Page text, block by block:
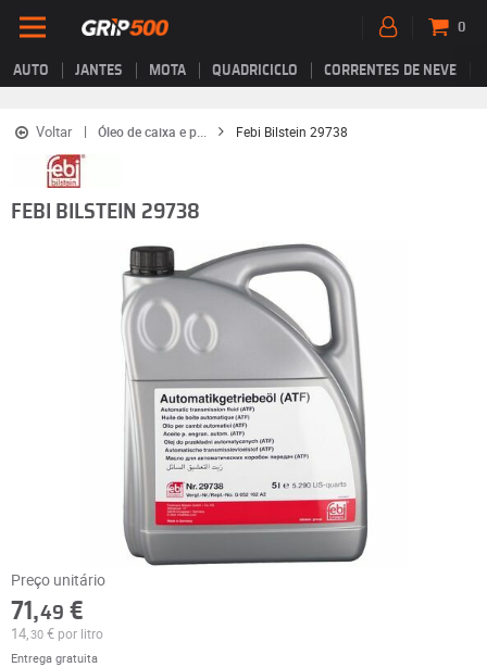
AUTO JANTES MOTA QUADRICICLO CORRENTES DE NEVE
0
Voltar Óleo de caixa e p... Febi Bilstein 29738
FEBI BILSTEIN 29738
Preço unitário
71,49 €
14,30 € por litro
Entrega gratuita